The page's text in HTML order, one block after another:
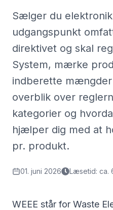
Sælger du
udgangspunkt
direktivet og skal
System, mærke
indberette
overblik over
kategorier og
hjælper dig med at
pr. produkt.
01. juni 2026 Læsetid: ca.
WEEE står for Waste